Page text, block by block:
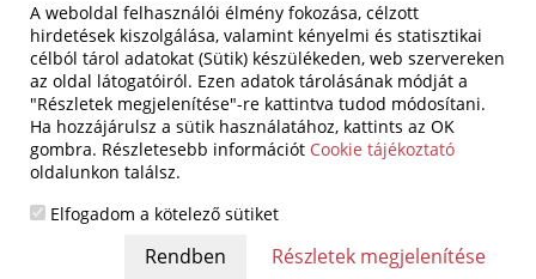
Rólunk
Blog
Szolgáltatások
Referenciák
Akciók
Kapcsolat
Adatvédelem
Parketta Technika Shop Kft.
A weboldal felhasználói élmény fokozása, célzott
hirdetések kiszolgálása, valamint kényelmi és statisztikai
célból tárol adatokat (Sütik) készülékeden, web szervereken
az oldal látogatóiról. Ezen adatok tárolásának módját a
"Részletek megjelenítése"-re kattintva tudod módosítani.
Ha hozzájárulsz a sütik használatához, kattints az OK
gombra. Részletesebb információt Cookie tájékoztató
oldalunkon találsz.
Elfogadom a kötelező sütiket
Részletek megjelenítése